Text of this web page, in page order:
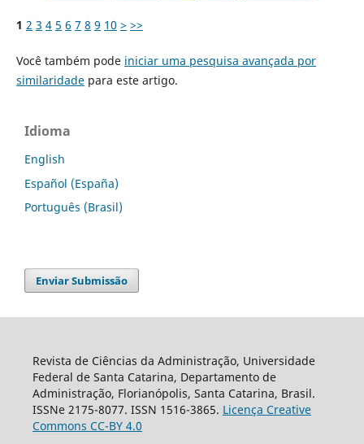
1 2 3 4 5 6 7 8 9 10 > >>
Você também pode iniciar uma pesquisa avançada por
similaridadepara este artigo.
Idioma
English
Español (España)
Português (Brasil)
Enviar Submissão
Revista de Ciências da Administração, Universidade
Federal de Santa Catarina, Departamento de
Administração, Florianópolis, Santa Catarina, Brasil.
ISSNe 2175-8077. ISSN 1516-3865. Licença Creative
Commons CC-BY 4.0